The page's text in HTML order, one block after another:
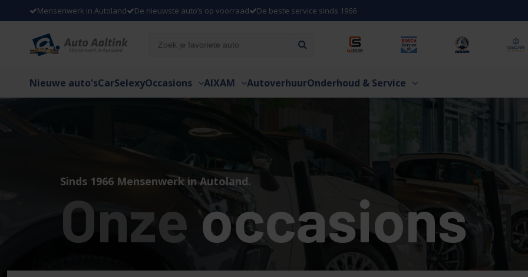
Mensenwerk in Autoland De nieuwste auto’s op voorraad De beste service sinds 1966
Nieuwe auto'sCarSelexyOccasions AIXAM AutoverhuurOnderhoud & Service
Sinds 1966 Mensenwerk in Autoland.
Onzeoccasions